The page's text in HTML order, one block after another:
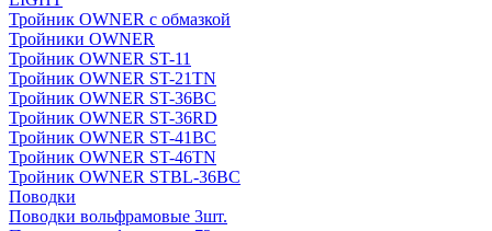
Тройник OWNER с обмазкой
Тройники OWNER
Тройник OWNER ST-11
Тройник OWNER ST-21TN
Тройник OWNER ST-36BC
Тройник OWNER ST-36RD
Тройник OWNER ST-41BC
Тройник OWNER ST-46TN
Тройник OWNER STBL-36BC
Поводки
Поводки вольфрамовые 3шт.